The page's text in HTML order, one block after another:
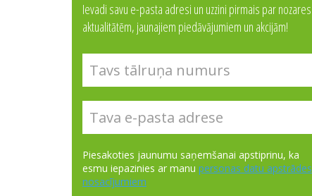
Ievadi savu e-pasta adresi un uzzini pirmais par nozares
aktualitātēm, jaunajiem piedāvājumiem un akcijām!
Piesakoties jaunumu saņemšanai apstiprinu, ka
esmu iepazinies ar manu personas datu apstrādes
nosacījumiem